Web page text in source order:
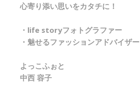
心寄り添い思いをカタチに！
・life storyフォトグラファー
・魅せるファッションアドバイザー
よっこふぉと
中西 容子